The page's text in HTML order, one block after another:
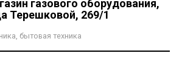
газового оборудования,
Терешковой, 269/1
бытовая техника